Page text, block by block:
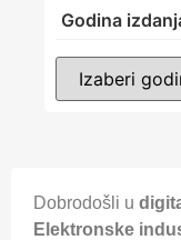
Godina
Dobrodošli u
Elektronske